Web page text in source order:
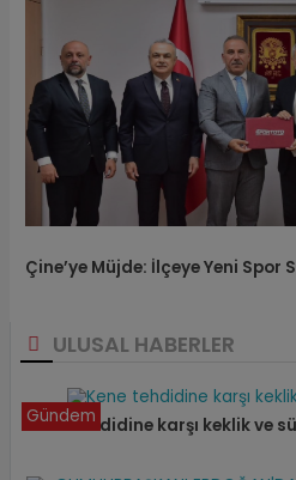
Çine’ye Müjde: İlçeye Yeni Spor
ULUSAL HABERLER
Kene tehdidine karşı keklik ve
Gündem